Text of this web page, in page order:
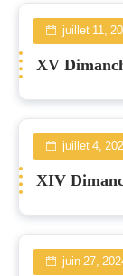
juillet 11,
XV
juillet 4,
XIV
juin 27,